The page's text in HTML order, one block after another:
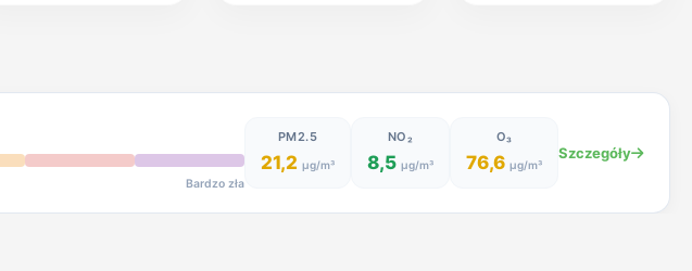
Bardzo zła
PM2.5
21,2 µg/m³
NO₂
8,5 µg/m³
O₃
76,6 µg/m³
Szczegóły